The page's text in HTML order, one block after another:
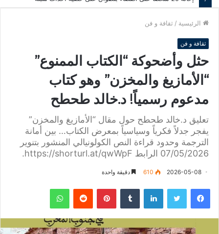
الرئيسية / ثقافة و فن
ثقافة و فن
حثل وأضحوكة “الكتاب الممنوع”
“الأمازيغ والمخزن” وهو كتاب
مدعوم رسمياً! د.خالد طحطح
تعليق د.خالد طحطح حول مقال “الأمازيغ والمخزن”
يفجر جدلاً فكرياً وسياسياً بمعرض الكتاب… بين أمانة
الترجمة وحدود قراءة النص الكولونيالي المنشور بتنوير
07/05/2026 الرابط https://shorturl.at/qwWpF.
2026-05-08
610 دقيقة واحدة
فيسبوك لينكدإن بينتيريست